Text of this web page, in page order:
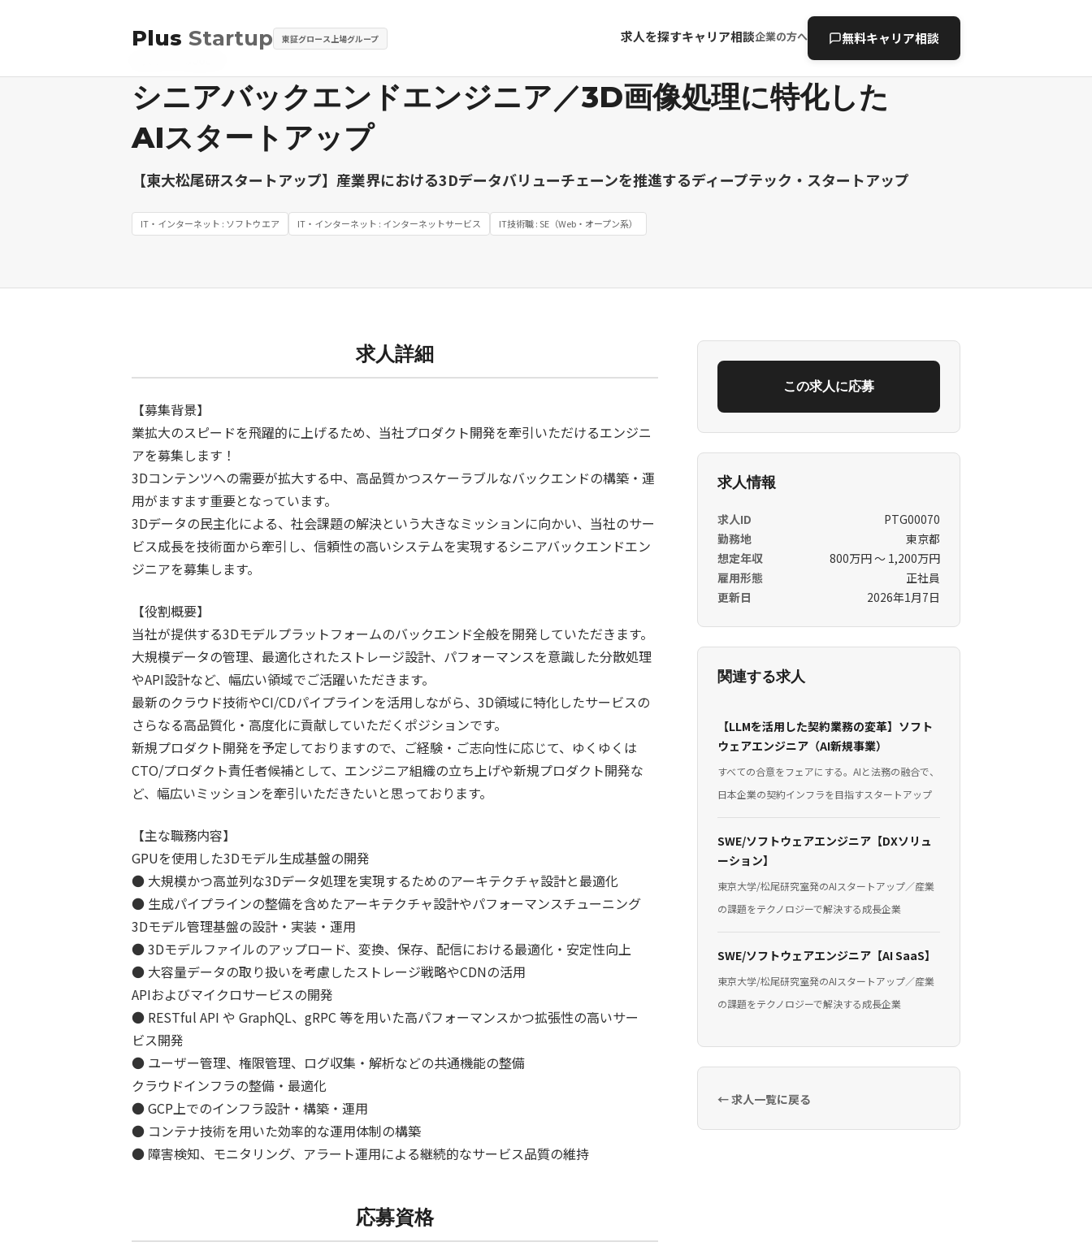
Plus Startup 東証グロース上場グループ 求人を探すキャリア相談企業の方へ 無料キャリア相談
シニアバックエンドエンジニア／3D画像処理に特化した
AIスタートアップ
【東大松尾研スタートアップ】産業界における3Dデータバリューチェーンを推進するディープテック・スタートアップ
IT・インターネット : ソフトウエア IT・インターネット : インターネットサービス IT技術職 : SE（Web・オープン系）
求人詳細
【募集背景】
業拡大のスピードを飛躍的に上げるため、当社プロダクト開発を牽引いただけるエンジニ
アを募集します！
3Dコンテンツへの需要が拡大する中、高品質かつスケーラブルなバックエンドの構築・運
用がますます重要となっています。
3Dデータの民主化による、社会課題の解決という大きなミッションに向かい、当社のサー
ビス成長を技術面から牽引し、信頼性の高いシステムを実現するシニアバックエンドエン
ジニアを募集します。
【役割概要】
当社が提供する3Dモデルプラットフォームのバックエンド全般を開発していただきます。
大規模データの管理、最適化されたストレージ設計、パフォーマンスを意識した分散処理
やAPI設計など、幅広い領域でご活躍いただきます。
最新のクラウド技術やCI/CDパイプラインを活用しながら、3D領域に特化したサービスの
さらなる高品質化・高度化に貢献していただくポジションです。
新規プロダクト開発を予定しておりますので、ご経験・ご志向性に応じて、ゆくゆくは
CTO/プロダクト責任者候補として、エンジニア組織の立ち上げや新規プロダクト開発な
ど、幅広いミッションを牽引いただきたいと思っております。
【主な職務内容】
GPUを使用した3Dモデル生成基盤の開発
● 大規模かつ高並列な3Dデータ処理を実現するためのアーキテクチャ設計と最適化
● 生成パイプラインの整備を含めたアーキテクチャ設計やパフォーマンスチューニング
3Dモデル管理基盤の設計・実装・運用
● 3Dモデルファイルのアップロード、変換、保存、配信における最適化・安定性向上
● 大容量データの取り扱いを考慮したストレージ戦略やCDNの活用
APIおよびマイクロサービスの開発
● RESTful API や GraphQL、gRPC 等を用いた高パフォーマンスかつ拡張性の高いサー
ビス開発
● ユーザー管理、権限管理、ログ収集・解析などの共通機能の整備
クラウドインフラの整備・最適化
● GCP上でのインフラ設計・構築・運用
● コンテナ技術を用いた効率的な運用体制の構築
● 障害検知、モニタリング、アラート運用による継続的なサービス品質の維持
応募資格
この求人に応募
求人情報
求人ID
PTG00070
勤務地
東京都
想定年収
800万円 〜 1,200万円
雇用形態
正社員
更新日
2026年1月7日
関連する求人
【LLMを活用した契約業務の変革】ソフト
ウェアエンジニア（AI新規事業）
すべての合意をフェアにする。AIと法務の融合で、
日本企業の契約インフラを目指すスタートアップ
SWE/ソフトウェアエンジニア【DXソリュ
ーション】
東京大学/松尾研究室発のAIスタートアップ／産業
の課題をテクノロジーで解決する成長企業
SWE/ソフトウェアエンジニア【AI SaaS】
東京大学/松尾研究室発のAIスタートアップ／産業
の課題をテクノロジーで解決する成長企業
← 求人一覧に戻る